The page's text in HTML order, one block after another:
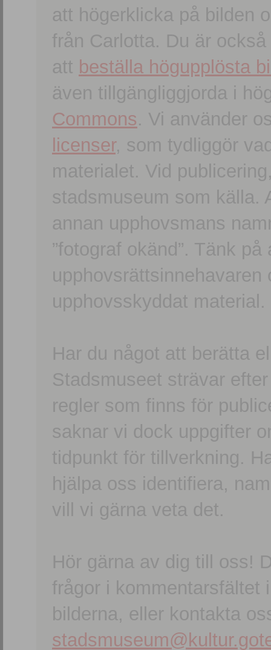
att högerklicka på bilden
från Carlotta. Du är
att beställa högupplösta
även tillgängliggjorda i
Commons. Vi använder
licenser, som tydliggör
materialet. Vid
stadsmuseum som källa.
annan upphovsmans
”fotograf okänd”. Tänk
upphovsskyddat material.
Har du något att berätta
Stadsmuseet strävar
regler som finns för
saknar vi dock uppgifter
tidpunkt för tillverkning.
hjälpa oss identifiera,
vill vi gärna veta det.
Hör gärna av dig till oss!
frågor i kommentarsfältet
bilderna, eller kontakta